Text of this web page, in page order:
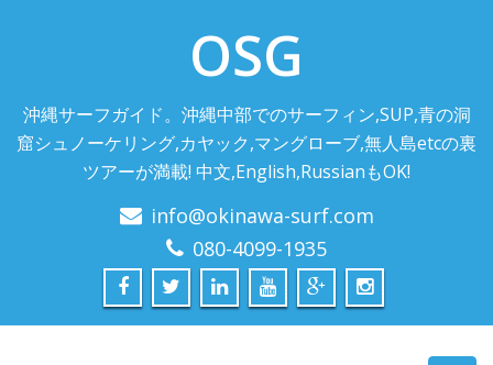
OSG
沖縄サーフガイド。沖縄中部でのサーフィン,SUP,青の洞
窟シュノーケリング,カヤック,マングローブ,無人島etcの裏
ツアーが満載! 中文,English,RussianもOK!
info@okinawa-surf.com
080-4099-1935